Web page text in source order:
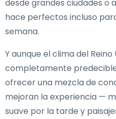
desde grandes ciudades o
hace perfectos incluso
semana.
Y aunque el clima del Reino
completamente
ofrecer una mezcla de
mejoran la experiencia —
suave por la tarde y